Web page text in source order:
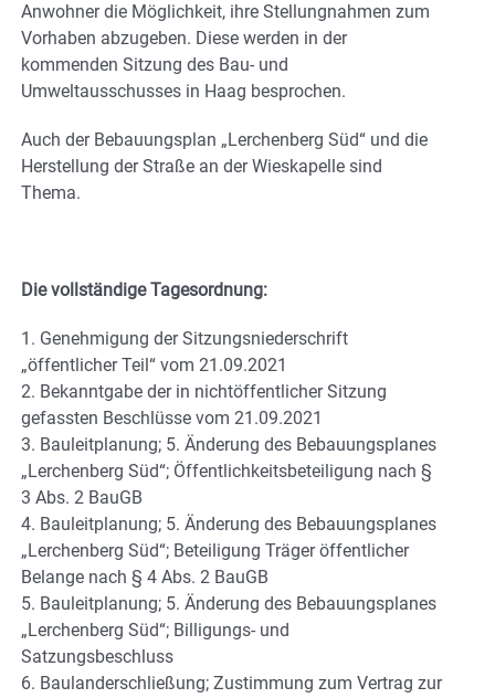
Anwohner die Möglichkeit, ihre Stellungnahmen zum
Vorhaben abzugeben. Diese werden in der
kommenden Sitzung des Bau- und
Umweltausschusses in Haag besprochen.
Auch der Bebauungsplan „Lerchenberg Süd“ und die
Herstellung der Straße an der Wieskapelle sind
Thema.
Die vollständige Tagesordnung:
1. Genehmigung der Sitzungsniederschrift
„öffentlicher Teil“ vom 21.09.2021
2. Bekanntgabe der in nichtöffentlicher Sitzung
gefassten Beschlüsse vom 21.09.2021
3. Bauleitplanung; 5. Änderung des Bebauungsplanes
„Lerchenberg Süd“; Öffentlichkeitsbeteiligung nach §
3 Abs. 2 BauGB
4. Bauleitplanung; 5. Änderung des Bebauungsplanes
„Lerchenberg Süd“; Beteiligung Träger öffentlicher
Belange nach § 4 Abs. 2 BauGB
5. Bauleitplanung; 5. Änderung des Bebauungsplanes
„Lerchenberg Süd“; Billigungs- und
Satzungsbeschluss
6. Baulanderschließung; Zustimmung zum Vertrag zur